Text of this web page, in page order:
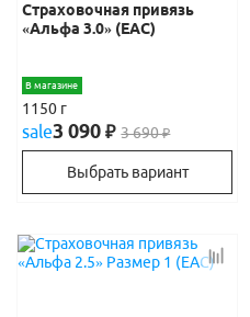
Страховочная привязь
«Альфа 3.0» (EAC)
В магазине
1150 г
sale3 090₽ 3 690₽
Выбрать вариант